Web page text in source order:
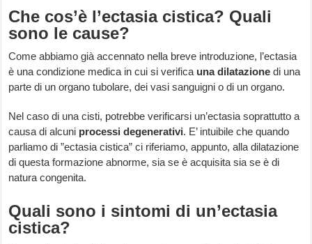
Che cos’è l’ectasia cistica? Quali
sono le cause?
Come abbiamo già accennato nella breve introduzione, l’ectasia
è una condizione medica in cui si verifica una dilatazione di una
parte di un organo tubolare, dei vasi sanguigni o di un organo.
Nel caso di una cisti, potrebbe verificarsi un’ectasia soprattutto a
causa di alcuni processi degenerativi. E’ intuibile che quando
parliamo di ”ectasia cistica” ci riferiamo, appunto, alla dilatazione
di questa formazione abnorme, sia se è acquisita sia se è di
natura congenita.
Quali sono i sintomi di un’ectasia
cistica?